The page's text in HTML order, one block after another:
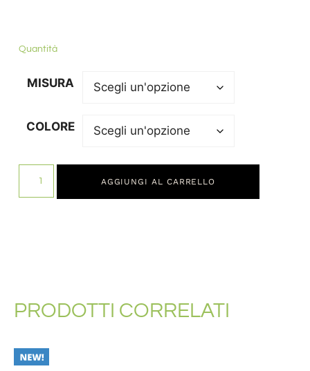
Quantità
MISURA
COLORE
AGGIUNGI AL CARRELLO
PRODOTTI CORRELATI